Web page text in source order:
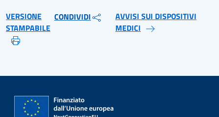
VERSIONE
STAMPABILE
CONDIVIDI
AVVISI SUI DISPOSITIVI
MEDICI